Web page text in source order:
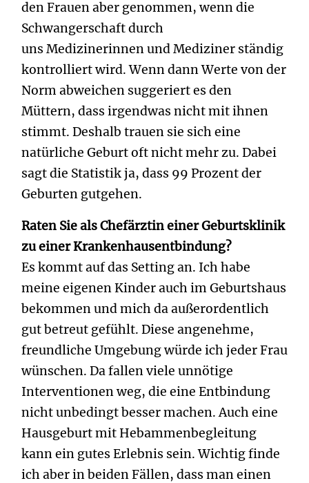
den Frauen aber genommen, wenn die
Schwangerschaft durch
uns Medizinerinnen und Mediziner ständig
kontrolliert wird. Wenn dann Werte von der
Norm abweichen suggeriert es den
Müttern, dass irgendwas nicht mit ihnen
stimmt. Deshalb trauen sie sich eine
natürliche Geburt oft nicht mehr zu. Dabei
sagt die Statistik ja, dass 99 Prozent der
Geburten gutgehen.
Raten Sie als Chefärztin einer Geburtsklinik
zu einer Krankenhausentbindung?
Es kommt auf das Setting an. Ich habe
meine eigenen Kinder auch im Geburtshaus
bekommen und mich da außerordentlich
gut betreut gefühlt. Diese angenehme,
freundliche Umgebung würde ich jeder Frau
wünschen. Da fallen viele unnötige
Interventionen weg, die eine Entbindung
nicht unbedingt besser machen. Auch eine
Hausgeburt mit Hebammenbegleitung
kann ein gutes Erlebnis sein. Wichtig finde
ich aber in beiden Fällen, dass man einen